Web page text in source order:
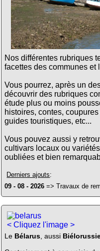
Nos différentes rubriques
facettes des communes et
Vous pourrez, après un
découvrir des rubriques
étude plus ou moins
histoires, contes,
guides touristiques, etc...
Vous pouvez aussi y
cultivars locaux ou
oubliées et bien
Derniers ajouts:
09 - 08 - 2026=> Travaux de
< Cliquez l'image >
Le Bélarus, aussi